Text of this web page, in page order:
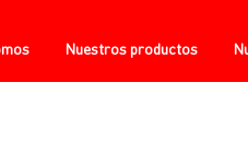
Nuestros productos